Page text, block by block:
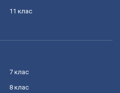
11 клас
7 клас
8 клас